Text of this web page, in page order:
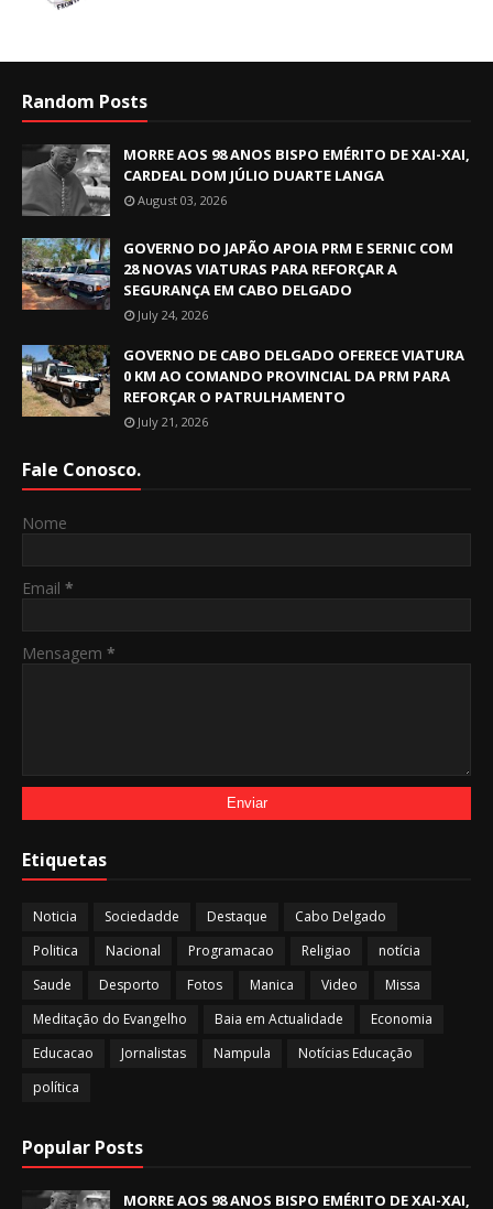
Random Posts
MORRE AOS 98 ANOS BISPO EMÉRITO DE XAI-XAI,
CARDEAL DOM JÚLIO DUARTE LANGA
August 03, 2026
GOVERNO DO JAPÃO APOIA PRM E SERNIC COM
28 NOVAS VIATURAS PARA REFORÇAR A
SEGURANÇA EM CABO DELGADO
July 24, 2026
GOVERNO DE CABO DELGADO OFERECE VIATURA
0 KM AO COMANDO PROVINCIAL DA PRM PARA
REFORÇAR O PATRULHAMENTO
July 21, 2026
Fale Conosco.
Nome
Email *
Mensagem *
Etiquetas
Noticia Sociedadde Destaque
Cabo Delgado
Politica
Nacional Programacao Religiao
notícia
Saude
Desporto Fotos Manica Video
Missa
Meditação do Evangelho
Baia em Actualidade
Economia
Educacao
Jornalistas Nampula
Notícias Educação
política
Popular Posts
MORRE AOS 98 ANOS BISPO EMÉRITO DE XAI-XAI,